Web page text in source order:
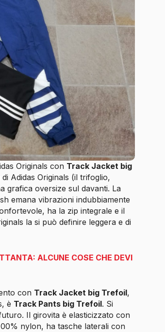
Originals con Track Jacket big
Adidas Originals (il trifoglio,
grafica oversize sul davanti. La
emana vibrazioni indubbiamente
ha la zip integrale e il
la si può definire leggera e di
ALCUNE COSE CHE DEVI
con Track Jacket big Trefoil,
è Track Pants big Trefoil. Si
Il girovita è elasticizzato con
nylon, ha tasche laterali con